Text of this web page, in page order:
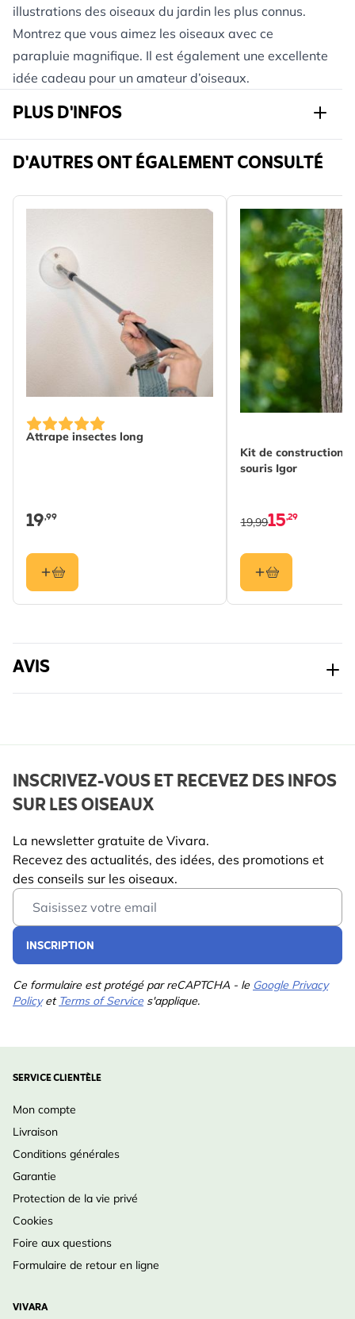
illustrations des oiseaux du jardin les plus connus.
Montrez que vous aimez les oiseaux avec ce
parapluie magnifique. Il est également une excellente
idée cadeau pour un amateur d’oiseaux.
PLUS D'INFOS
Réf. 974330174
Hauteur
Longeur
D'AUTRES ONT ÉGALEMENT CONSULTÉ
Attrape insectes long
19,99
Kit de construction
souris Igor
15,29
19,99
AVIS
INSCRIVEZ-VOUS ET RECEVEZ DES INFOS
SUR LES OISEAUX
La newsletter gratuite de Vivara.
Recevez des actualités, des idées, des promotions et
des conseils sur les oiseaux.
Email Address
INSCRIPTION
Ce formulaire est protégé par reCAPTCHA - le Google Privacy
Policyet Terms of Service s'applique.
SERVICE CLIENTÈLE
Mon compte
Livraison
Conditions générales
Garantie
Protection de la vie privé
Cookies
Foire aux questions
Formulaire de retour en ligne
VIVARA